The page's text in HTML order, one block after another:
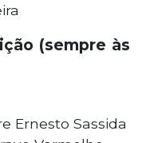
(sempre às
Ernesto Sassida